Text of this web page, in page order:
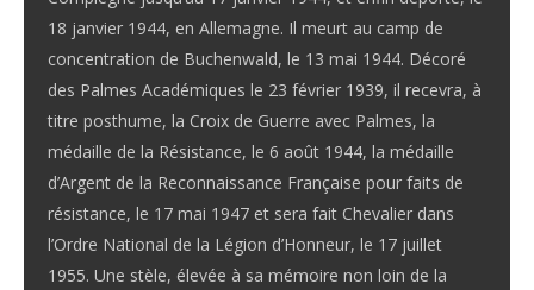
18 janvier 1944, en Allemagne. Il meurt au camp de
concentration de Buchenwald, le 13 mai 1944. Décoré
des Palmes Académiques le 23 février 1939, il recevra, à
titre posthume, la Croix de Guerre avec Palmes, la
médaille de la Résistance, le 6 août 1944, la médaille
d’Argent de la Reconnaissance Française pour faits de
résistance, le 17 mai 1947 et sera fait Chevalier dans
l’Ordre National de la Légion d’Honneur, le 17 juillet
1955. Une stèle, élevée à sa mémoire non loin de la